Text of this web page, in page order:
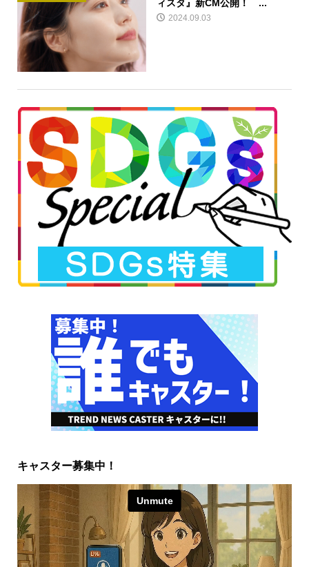
ィスタ』新CM公開！ ...
2024.09.03
キャスター募集中！